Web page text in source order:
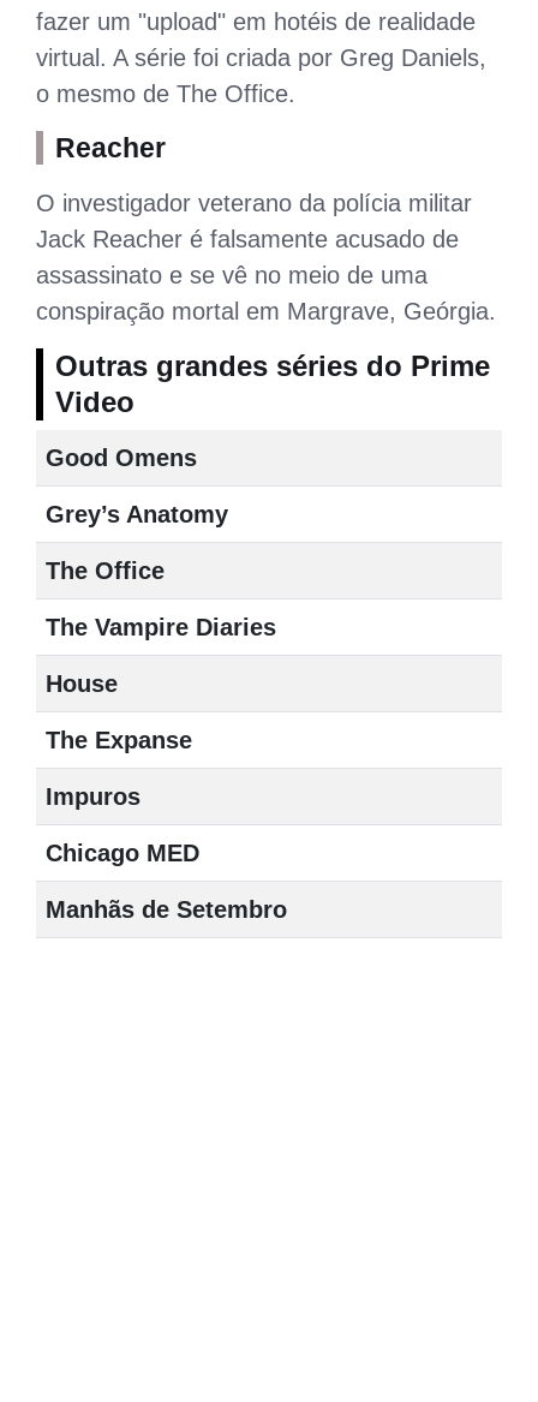
fazer um "upload" em hotéis de realidade
virtual. A série foi criada por Greg Daniels,
o mesmo de The Office.
Reacher
O investigador veterano da polícia militar
Jack Reacher é falsamente acusado de
assassinato e se vê no meio de uma
conspiração mortal em Margrave, Geórgia.
Outras grandes séries do Prime
Video
Good Omens
Grey’s Anatomy
The Office
The Vampire Diaries
House
The Expanse
Impuros
Chicago MED
Manhãs de Setembro